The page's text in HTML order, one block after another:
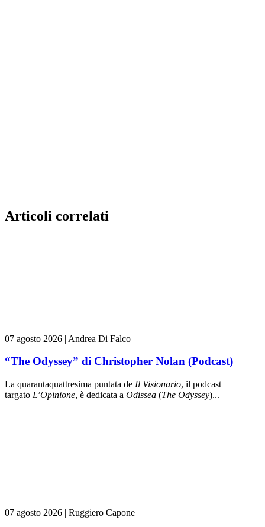
Articoli correlati
07 agosto 2026 | Andrea Di Falco
“The Odyssey” di Christopher Nolan (Podcast)
La quarantaquattresima puntata de Il Visionario, il podcast
targato L’Opinione, è dedicata a Odissea (The Odyssey)...
07 agosto 2026 | Ruggiero Capone